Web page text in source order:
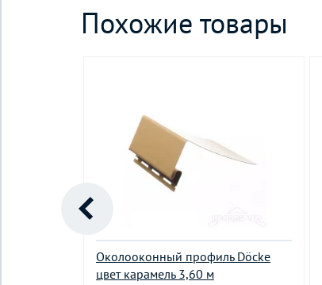
Похожие товары
Околооконный профиль Döcke
цвет карамель 3,60 м